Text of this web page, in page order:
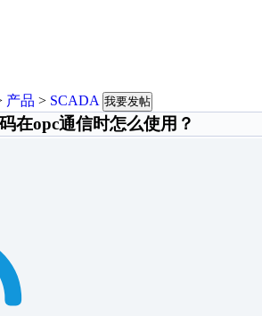
产品 > SCADA 我要发帖
在opc通信时怎么使用？